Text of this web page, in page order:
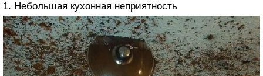
1. Небольшая кухонная неприятность